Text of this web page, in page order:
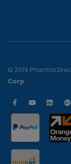
© 2019 Pharma
Corp